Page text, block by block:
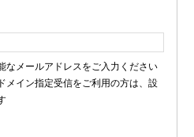
なメールアドレスをご入力ください
メイン指定受信をご利用の方は、設